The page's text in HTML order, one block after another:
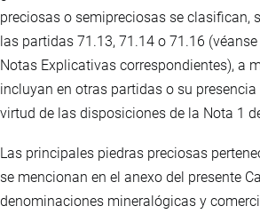
preciosas o semipreciosas se clasifican,
las partidas 71.13, 71.14 o 71.16
Notas Explicativas correspondientes), a
incluyan en otras partidas o su
virtud de las disposiciones de la Nota 1
Las principales piedras preciosas
se mencionan en el anexo del presente
denominaciones mineralógicas y